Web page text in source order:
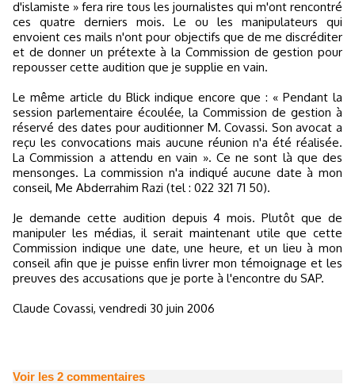
d'islamiste » fera rire tous les journalistes qui m'ont rencontré
ces quatre derniers mois. Le ou les manipulateurs qui
envoient ces mails n'ont pour objectifs que de me discréditer
et de donner un prétexte à la Commission de gestion pour
repousser cette audition que je supplie en vain.
Le même article du Blick indique encore que : « Pendant la
session parlementaire écoulée, la Commission de gestion à
réservé des dates pour auditionner M. Covassi. Son avocat a
reçu les convocations mais aucune réunion n'a été réalisée.
La Commission a attendu en vain ». Ce ne sont là que des
mensonges. La commission n'a indiqué aucune date à mon
conseil, Me Abderrahim Razi (tel : 022 321 71 50).
Je demande cette audition depuis 4 mois. Plutôt que de
manipuler les médias, il serait maintenant utile que cette
Commission indique une date, une heure, et un lieu à mon
conseil afin que je puisse enfin livrer mon témoignage et les
preuves des accusations que je porte à l'encontre du SAP.
Claude Covassi, vendredi 30 juin 2006
Voir les 2 commentaires